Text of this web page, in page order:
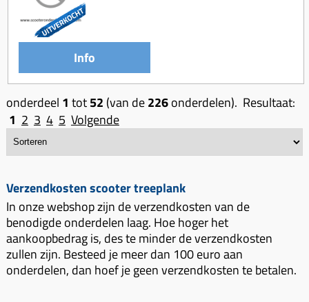
Info
onderdeel 1 tot52 (van de226onderdelen). Resultaat:
1 2 3 4 5 Volgende
Verzendkosten scooter treeplank
In onze webshop zijn de verzendkosten van de
benodigde onderdelen laag. Hoe hoger het
aankoopbedrag is, des te minder de verzendkosten
zullen zijn. Besteed je meer dan 100 euro aan
onderdelen, dan hoef je geen verzendkosten te betalen.